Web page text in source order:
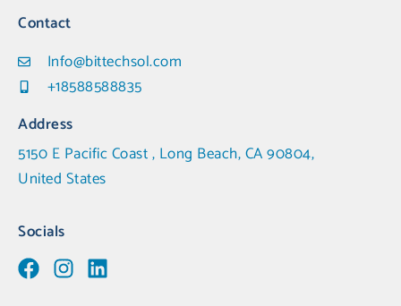
Contact
Info@bittechsol.com
+18588588835
Address
5150 E Pacific Coast , Long Beach, CA 90804,
United States
Socials